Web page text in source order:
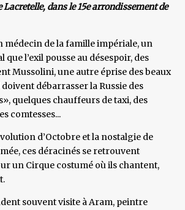
dans le 15e arrondissement de
médecin de la famille impériale, un
que l’exil pousse au désespoir, des
Mussolini, une autre éprise des beaux
débarrasser la Russie des
quelques chauffeurs de taxi, des
comtesses...
d’Octobre et la nostalgie de
ces déracinés se retrouvent
un Cirque costumé où ils chantent,
souvent visite à Aram, peintre